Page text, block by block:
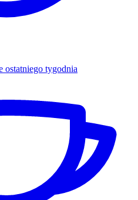
ostatniego tygodnia